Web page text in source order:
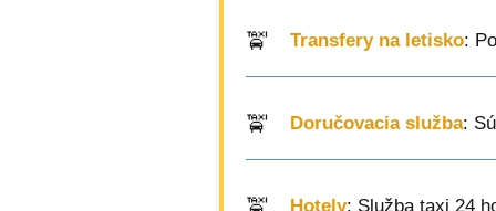
Transfery na letisko:
Doručovacia služba:
Hotely: Služba taxi 24